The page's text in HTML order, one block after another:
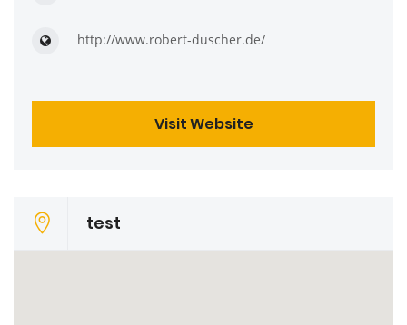
http://www.robert-duscher.de/
Visit Website
test